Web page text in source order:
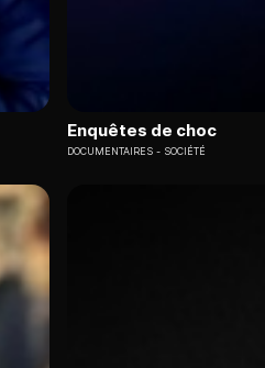
Enquêtes de choc
DOCUMENTAIRES SOCIÉTÉ